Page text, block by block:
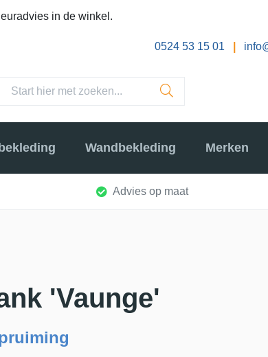
in de winkel.
0524 53 15 01
Wandbekleding Merken
Advies op maat
'Vaunge'